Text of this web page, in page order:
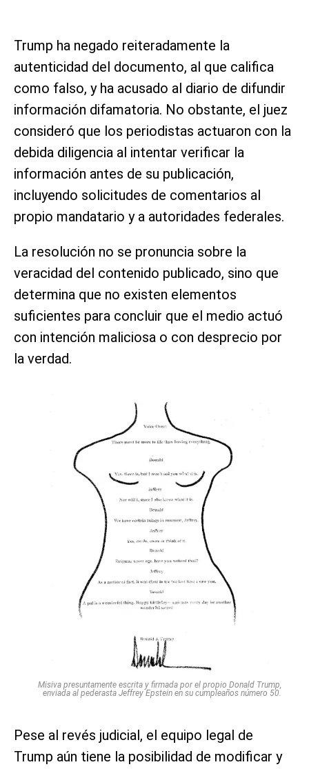
Trump ha negado reiteradamente la
autenticidad del documento, al que califica
como falso, y ha acusado al diario de difundir
información difamatoria. No obstante, el juez
consideró que los periodistas actuaron con la
debida diligencia al intentar verificar la
información antes de su publicación,
incluyendo solicitudes de comentarios al
propio mandatario y a autoridades federales.
La resolución no se pronuncia sobre la
veracidad del contenido publicado, sino que
determina que no existen elementos
suficientes para concluir que el medio actuó
con intención maliciosa o con desprecio por
la verdad.
Misiva presuntamente escrita y firmada por el propio Donald Trump,
enviada al pederasta Jeffrey Epstein en su cumpleaños número 50.
Pese al revés judicial, el equipo legal de
Trump aún tiene la posibilidad de modificar y